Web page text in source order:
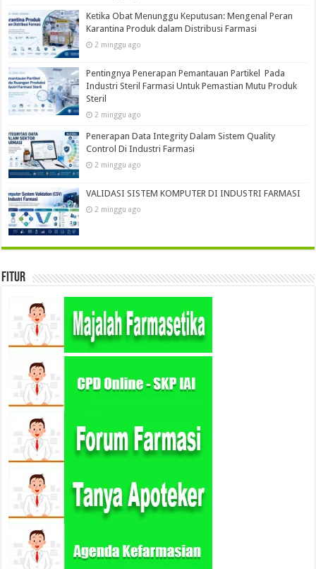
Ketika Obat Menunggu Keputusan: Mengenal Peran
Karantina Produk dalam Distribusi Farmasi
2 minggu ago
Pentingnya Penerapan Pemantauan Partikel Pada
Industri Steril Farmasi Untuk Pemastian Mutu Produk
Steril
2 minggu ago
Penerapan Data Integrity Dalam Sistem Quality
Control Di Industri Farmasi
2 minggu ago
VALIDASI SISTEM KOMPUTER DI INDUSTRI FARMASI
2 minggu ago
Fitur